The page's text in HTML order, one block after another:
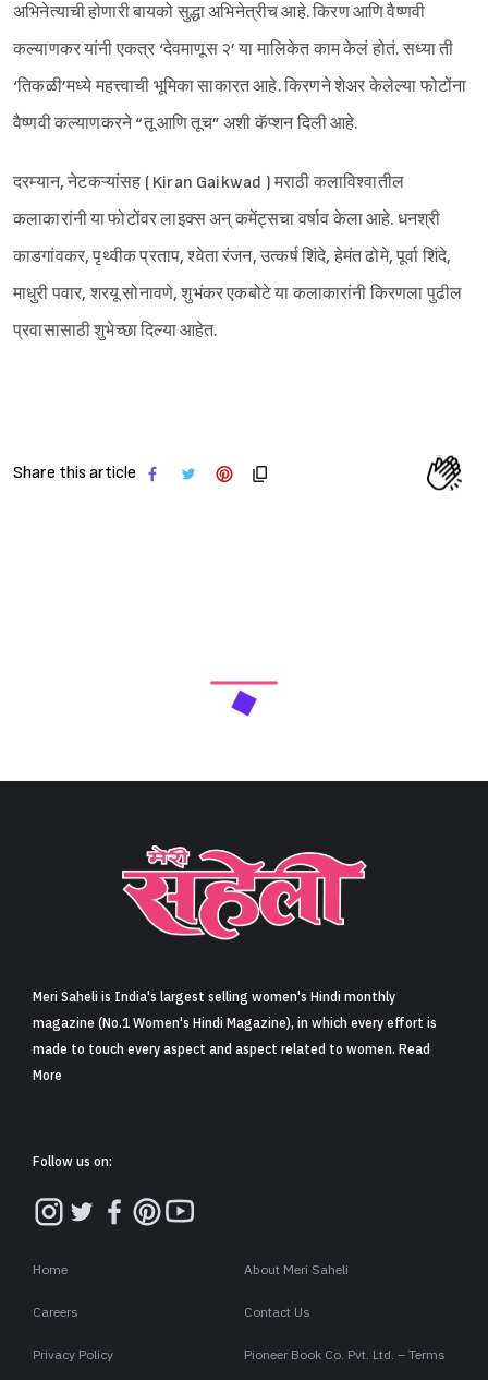
अभिनेत्याची होणारी बायको सुद्धा अभिनेत्रीच आहे. किरण आणि वैष्णवी
कल्याणकर यांनी एकत्र ‘देवमाणूस २’ या मालिकेत काम केलं होतं. सध्या ती
‘तिकळी’मध्ये महत्त्वाची भूमिका साकारत आहे. किरणने शेअर केलेल्या फोटोंना
वैष्णवी कल्याणकरने “तू आणि तूच” अशी कॅप्शन दिली आहे.
दरम्यान, नेटकऱ्यांसह ( Kiran Gaikwad ) मराठी कलाविश्वातील
कलाकारांनी या फोटोंवर लाइक्स अन् कमेंट्सचा वर्षाव केला आहे. धनश्री
काडगांवकर, पृथ्वीक प्रताप, श्वेता रंजन, उत्कर्ष शिंदे, हेमंत ढोमे, पूर्वा शिंदे,
माधुरी पवार, शरयू सोनावणे, शुभंकर एकबोटे या कलाकारांनी किरणला पुढील
प्रवासासाठी शुभेच्छा दिल्या आहेत.
Share this article
Meri Saheli is India's largest selling women's Hindi monthly
magazine (No.1 Women's Hindi Magazine), in which every effort is
made to touch every aspect and aspect related to women. Read
More
Follow us on:
Home About Meri Saheli
Careers Contact Us
Privacy Policy
Pioneer Book Co. Pvt. Ltd. – Terms